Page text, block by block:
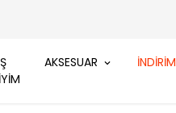
AKSESUAR İNDİRİM